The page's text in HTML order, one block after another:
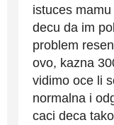
istuces
decu da im
problem
ovo, kazna
vidimo oce li
normalna i
caci deca